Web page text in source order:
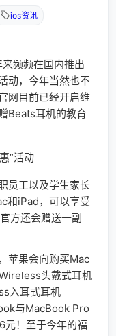
ios资讯
频频在国内推出
动，今年当然也不
网目前已经开启维
Beats耳机的教育
工以及学生家长
和iPad，可以享受
方还会赠送一副
果会向购买Mac
头戴式耳机
入耳式耳机
与MacBook Pro
元！至于今年的福